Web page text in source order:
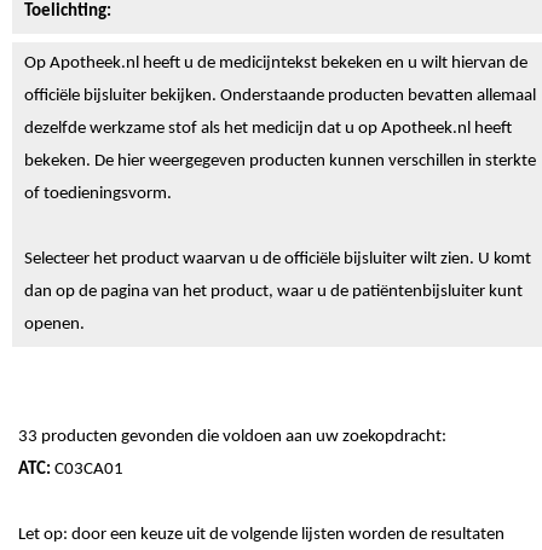
Toelichting:
Op Apotheek.nl heeft u de medicijntekst bekeken en u wilt hiervan de
officiële bijsluiter bekijken. Onderstaande producten bevatten allemaal
dezelfde werkzame stof als het medicijn dat u op Apotheek.nl heeft
bekeken. De hier weergegeven producten kunnen verschillen in sterkte
of toedieningsvorm.
Selecteer het product waarvan u de officiële bijsluiter wilt zien. U komt
dan op de pagina van het product, waar u de patiëntenbijsluiter kunt
openen.
33 producten gevonden die voldoen aan uw zoekopdracht:
ATC: C03CA01
Let op: door een keuze uit de volgende lijsten worden de resultaten